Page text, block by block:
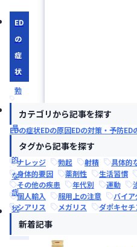
ED
の
症
状
勃
具
的
な
症
状
カテゴリから記事を探す
EDの症状EDの原因EDの対策・予防ED
タグから記事を探す
ナレッジ 勃起 射精 具体的
身体的要因
薬剤性 生活習慣
その他の疾患
年代別 運動
個人輸入
服用上の注意 バイア
シアリス
メガリス ダポキセチ
新着記事